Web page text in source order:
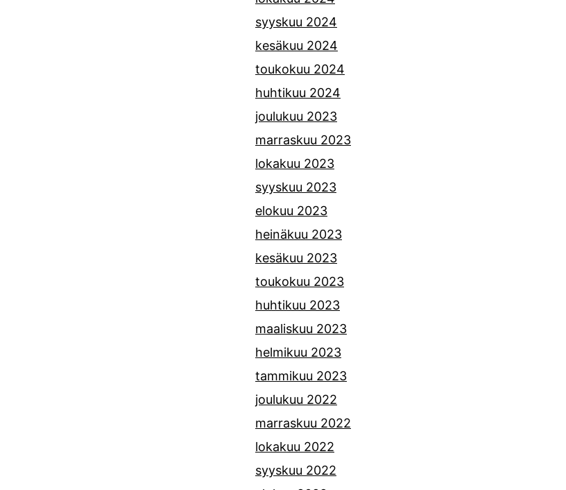
syyskuu 2024
kesäkuu 2024
toukokuu 2024
huhtikuu 2024
joulukuu 2023
marraskuu 2023
lokakuu 2023
syyskuu 2023
elokuu 2023
heinäkuu 2023
kesäkuu 2023
toukokuu 2023
huhtikuu 2023
maaliskuu 2023
helmikuu 2023
tammikuu 2023
joulukuu 2022
marraskuu 2022
lokakuu 2022
syyskuu 2022